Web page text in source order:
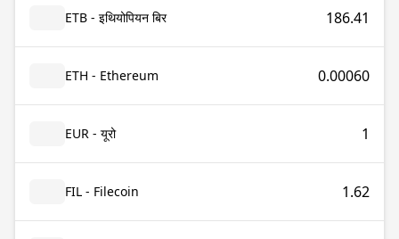
ETB - इथियोपियन बिर 186.41
ETH - Ethereum 0.00060
EUR - यूरो 1
FIL - Filecoin 1.62